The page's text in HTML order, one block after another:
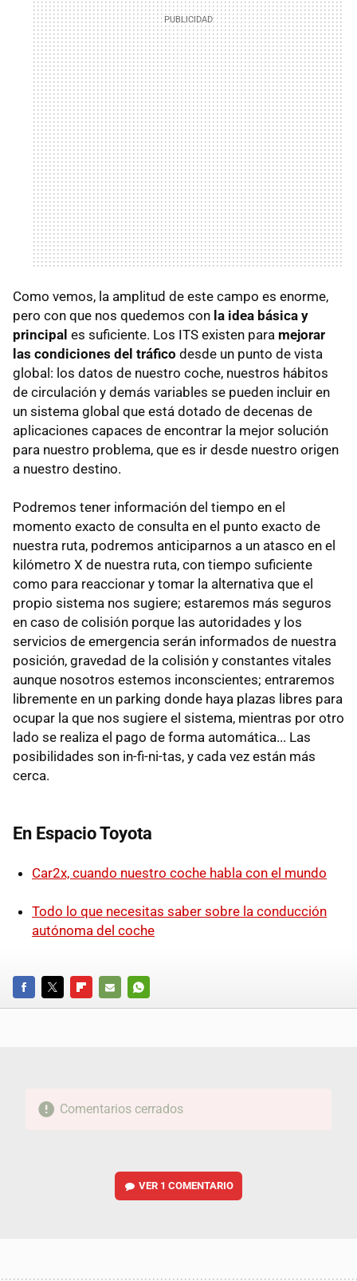
Como vemos, la amplitud de este campo es enorme,
pero con que nos quedemos con la idea básica y
principal es suficiente. Los ITS existen para mejorar
las condiciones del tráfico desde un punto de vista
global: los datos de nuestro coche, nuestros hábitos
de circulación y demás variables se pueden incluir en
un sistema global que está dotado de decenas de
aplicaciones capaces de encontrar la mejor solución
para nuestro problema, que es ir desde nuestro origen
a nuestro destino.
Podremos tener información del tiempo en el
momento exacto de consulta en el punto exacto de
nuestra ruta, podremos anticiparnos a un atasco en el
kilómetro X de nuestra ruta, con tiempo suficiente
como para reaccionar y tomar la alternativa que el
propio sistema nos sugiere; estaremos más seguros
en caso de colisión porque las autoridades y los
servicios de emergencia serán informados de nuestra
posición, gravedad de la colisión y constantes vitales
aunque nosotros estemos inconscientes; entraremos
libremente en un parking donde haya plazas libres para
ocupar la que nos sugiere el sistema, mientras por otro
lado se realiza el pago de forma automática... Las
posibilidades son in-fi-ni-tas, y cada vez están más
cerca.
En Espacio Toyota
Car2x, cuando nuestro coche habla con el mundo
Todo lo que necesitas saber sobre la conducción
autónoma del coche
FACEBOOKTWITTERFLIPBOARD
E-
WHATSAPP
Comentarios cerrados
VER 1 COMENTARIO